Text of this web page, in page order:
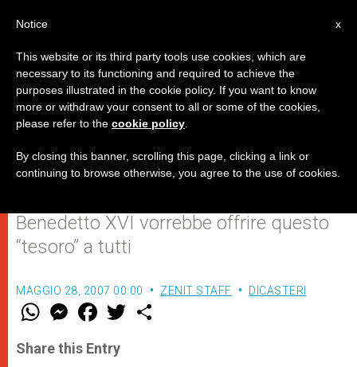
Cardinale Darío Castrillón Hoyos:
il Papa favorevole alla Messa in
latino
Benedetto XVI vorrebbe offrire questo
“tesoro” a tutti
MAGGIO 28, 2007 00:00 ZENIT STAFF DICASTERI
W
t
s
M
e
s
e
F
a
e
b
w
Share this Entry
x
Notice
This website or its third party tools use cookies, which are
necessary to its functioning and required to achieve the
purposes illustrated in the cookie policy. If you want to know
more or withdraw your consent to all or some of the cookies,
please refer to the cookie policy
By closing this banner, scrolling this page, clicking a link or
continuing to browse otherwise, you agree to the use of cookies.